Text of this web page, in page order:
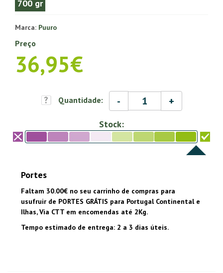
700 gr
Marca: Puuro
Preço
36,95€
Quantidade: - +
Stock:
Portes
Faltam 30.00€ no seu carrinho de compras para
usufruir de PORTES GRÁTIS para Portugal Continental e
Ilhas, Via CTT em encomendas até 2Kg.
Tempo estimado de entrega: 2 a 3 dias úteis.